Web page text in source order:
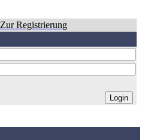
Zur Registrierung